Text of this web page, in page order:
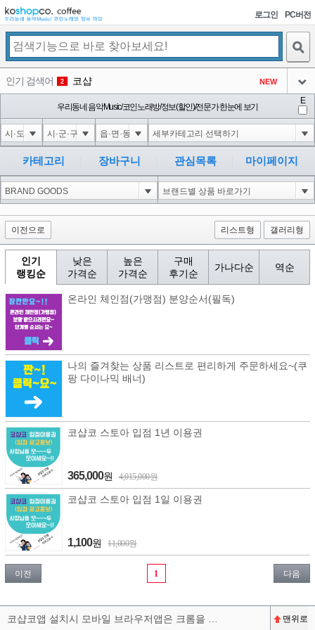
로그인 PC버전
인기 검색어 2 코샵 NEW
3 익스
아이콘
4 미끄럼방지
아이콘
5 Innovative Skincare Clinical
아이콘
NEW
6 대성설렁탕
아이콘
-16
1
아이콘
우리동네 음악Music/코인노래방/정보(할인)/전문가 한눈에 보기
E
카테고리 장바구니 관심목록 마이페이지
이전으로 리스트형 갤러리형
인기
랭킹순
낮은
가격순
높은
가격순
구매
후기순
가나다순 역순
온라인 체인점(가맹점) 분양순서(필독)
나의 즐겨찾는 상품 리스트로 편리하게 주문하세요~(쿠
팡 다이나믹 배너)
코샵코 스토아 입점 1년 이용권
365,000원 4,015,000원
코샵코 스토아 입점 1일 이용권
1,100원 11,000원
이전 1 다음
코샵코앱 설치시 모바일 브라우저앱은 크롬을 권장합니다^^ 맨위로